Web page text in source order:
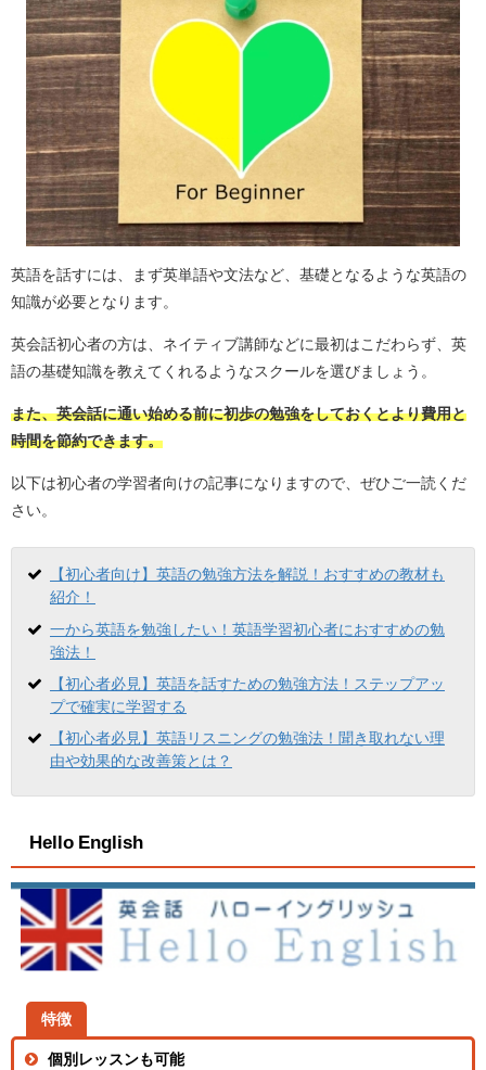
英語を話すには、まず英単語や文法など、基礎となるような英語の
知識が必要となります。
英会話初心者の方は、ネイティブ講師などに最初はこだわらず、英
語の基礎知識を教えてくれるようなスクールを選びましょう。
また、英会話に通い始める前に初歩の勉強をしておくとより費用と
時間を節約できます。
以下は初心者の学習者向けの記事になりますので、ぜひご一読くだ
さい。
【初心者向け】英語の勉強方法を解説！おすすめの教材も
紹介！
一から英語を勉強したい！英語学習初心者におすすめの勉
強法！
【初心者必見】英語を話すための勉強方法！ステップアッ
プで確実に学習する
【初心者必見】英語リスニングの勉強法！聞き取れない理
由や効果的な改善策とは？
Hello English
特徴
個別レッスンも可能